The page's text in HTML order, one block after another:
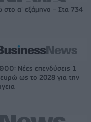
στο α' εξάμηνο – Στα 734
Νέες επενδύσεις 1
ευρώ ως το 2028 για την